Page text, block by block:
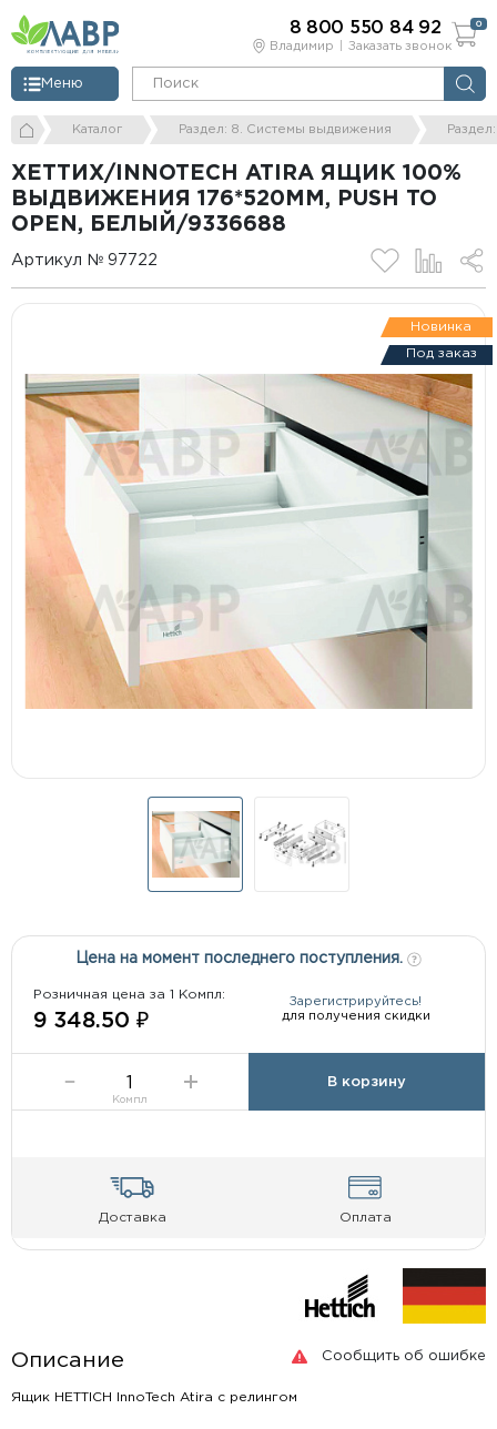
Владимир Заказать звонок
Меню
8 800 550 84 92 0
Каталог Раздел: 8. Системы выдвижения
ХЕТТИХ/INNOTECH ATIRA ЯЩИК 100%
ВЫДВИЖЕНИЯ 176*520ММ, PUSH TO
OPEN, БЕЛЫЙ/9336688
Артикул № 97722
Новинка
Под заказ
Цена на момент последнего поступления.
Розничная цена за 1 Компл:
9 348.50 ₽
Зарегистрируйтесь!
для получения скидки
Компл
В корзину
Доставка Оплата
Сообщить об ошибке
Описание
Ящик HETTICH InnoTech Atira с релингом